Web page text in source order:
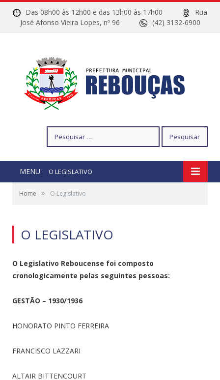
Das 08h00 às 12h00 e das 13h00 às 17h00
Rua
José Afonso Vieira Lopes, nº 96
(42) 3132-6900
por:
MENU: O LEGISLATIVO
Home » O Legislativo
O LEGISLATIVO
O Legislativo Reboucense foi composto
cronologicamente pelas seguintes pessoas:
GESTÃO – 1930/1936
HONORATO PINTO FERREIRA
FRANCISCO LAZZARI
ALTAIR BITTENCOURT